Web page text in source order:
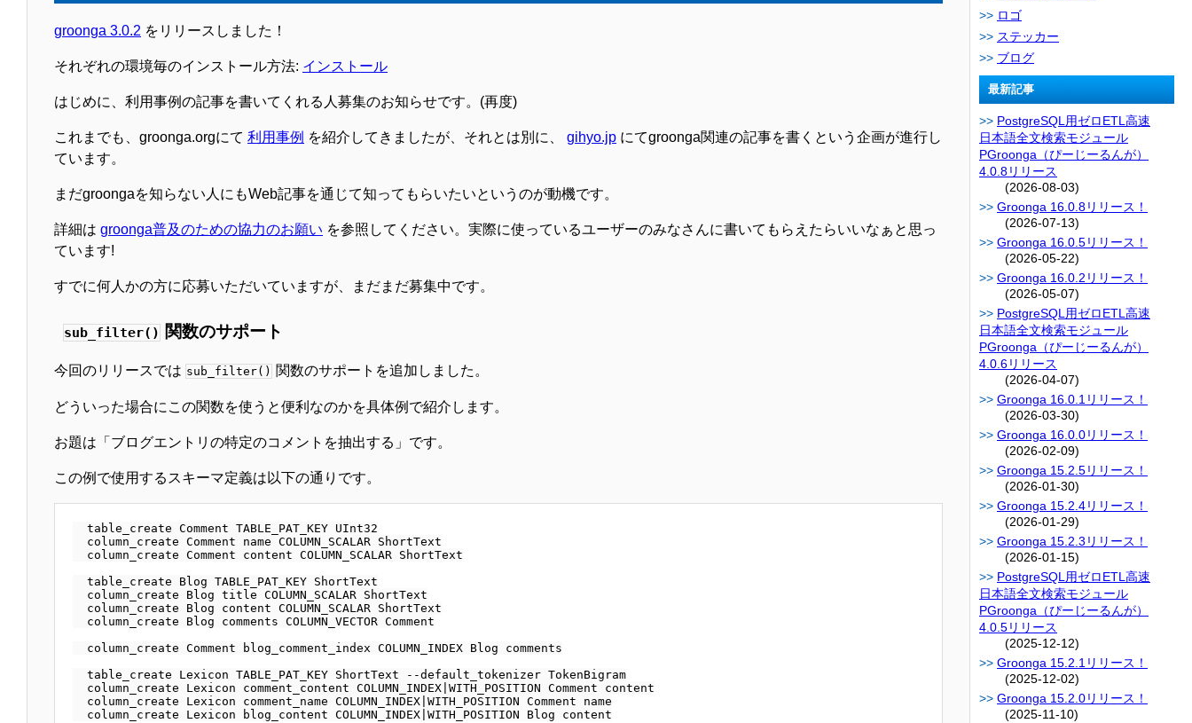
groonga 3.0.2 をリリースしました！
それぞれの環境毎のインストール方法: インストール
はじめに、利用事例の記事を書いてくれる人募集のお知らせです。(再度)
これまでも、groonga.orgにて 利用事例 を紹介してきましたが、それとは別に、 gihyo.jp にてgroonga関連の記事を書くという企画が進行し
ています。
まだgroongaを知らない人にもWeb記事を通じて知ってもらいたいというのが動機です。
詳細は groonga普及のための協力のお願い を参照してください。実際に使っているユーザーのみなさんに書いてもらえたらいいなぁと思っ
ています!
すでに何人かの方に応募いただいていますが、まだまだ募集中です。
sub_filter() 関数のサポート
今回のリリースでは sub_filter() 関数のサポートを追加しました。
どういった場合にこの関数を使うと便利なのかを具体例で紹介します。
お題は「ブログエントリの特定のコメントを抽出する」です。
この例で使用するスキーマ定義は以下の通りです。
  table_create Comment TABLE_PAT_KEY UInt32
  column_create Comment name COLUMN_SCALAR ShortText
  column_create Comment content COLUMN_SCALAR ShortText
  table_create Blog TABLE_PAT_KEY ShortText
  column_create Blog title COLUMN_SCALAR ShortText
  column_create Blog content COLUMN_SCALAR ShortText
  column_create Blog comments COLUMN_VECTOR Comment
  column_create Comment blog_comment_index COLUMN_INDEX Blog comments
  table_create Lexicon TABLE_PAT_KEY ShortText --default_tokenizer TokenBigram
  column_create Lexicon comment_content COLUMN_INDEX|WITH_POSITION Comment content
  column_create Lexicon comment_name COLUMN_INDEX|WITH_POSITION Comment name
ロゴ
ステッカー
ブログ
最新記事
PostgreSQL用ゼロETL高速
日本語全文検索モジュール
PGroonga（ぴーじーるんが）
4.0.8リリース
(2026-08-03)
Groonga 16.0.8リリース！
(2026-07-13)
Groonga 16.0.5リリース！
(2026-05-22)
Groonga 16.0.2リリース！
(2026-05-07)
PostgreSQL用ゼロETL高速
日本語全文検索モジュール
PGroonga（ぴーじーるんが）
4.0.6リリース
(2026-04-07)
Groonga 16.0.1リリース！
(2026-03-30)
Groonga 16.0.0リリース！
(2026-02-09)
Groonga 15.2.5リリース！
(2026-01-30)
Groonga 15.2.4リリース！
(2026-01-29)
Groonga 15.2.3リリース！
(2026-01-15)
PostgreSQL用ゼロETL高速
日本語全文検索モジュール
PGroonga（ぴーじーるんが）
4.0.5リリース
(2025-12-12)
Groonga 15.2.1リリース！
(2025-12-02)
Groonga 15.2.0リリース！
(2025-11-10)